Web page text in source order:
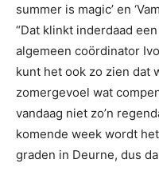
summer is magic’ en
“Dat klinkt inderdaad
algemeen coördinator
kunt het ook zo zien dat
zomergevoel wat
vandaag niet zo’n
komende week wordt
graden in Deurne, dus